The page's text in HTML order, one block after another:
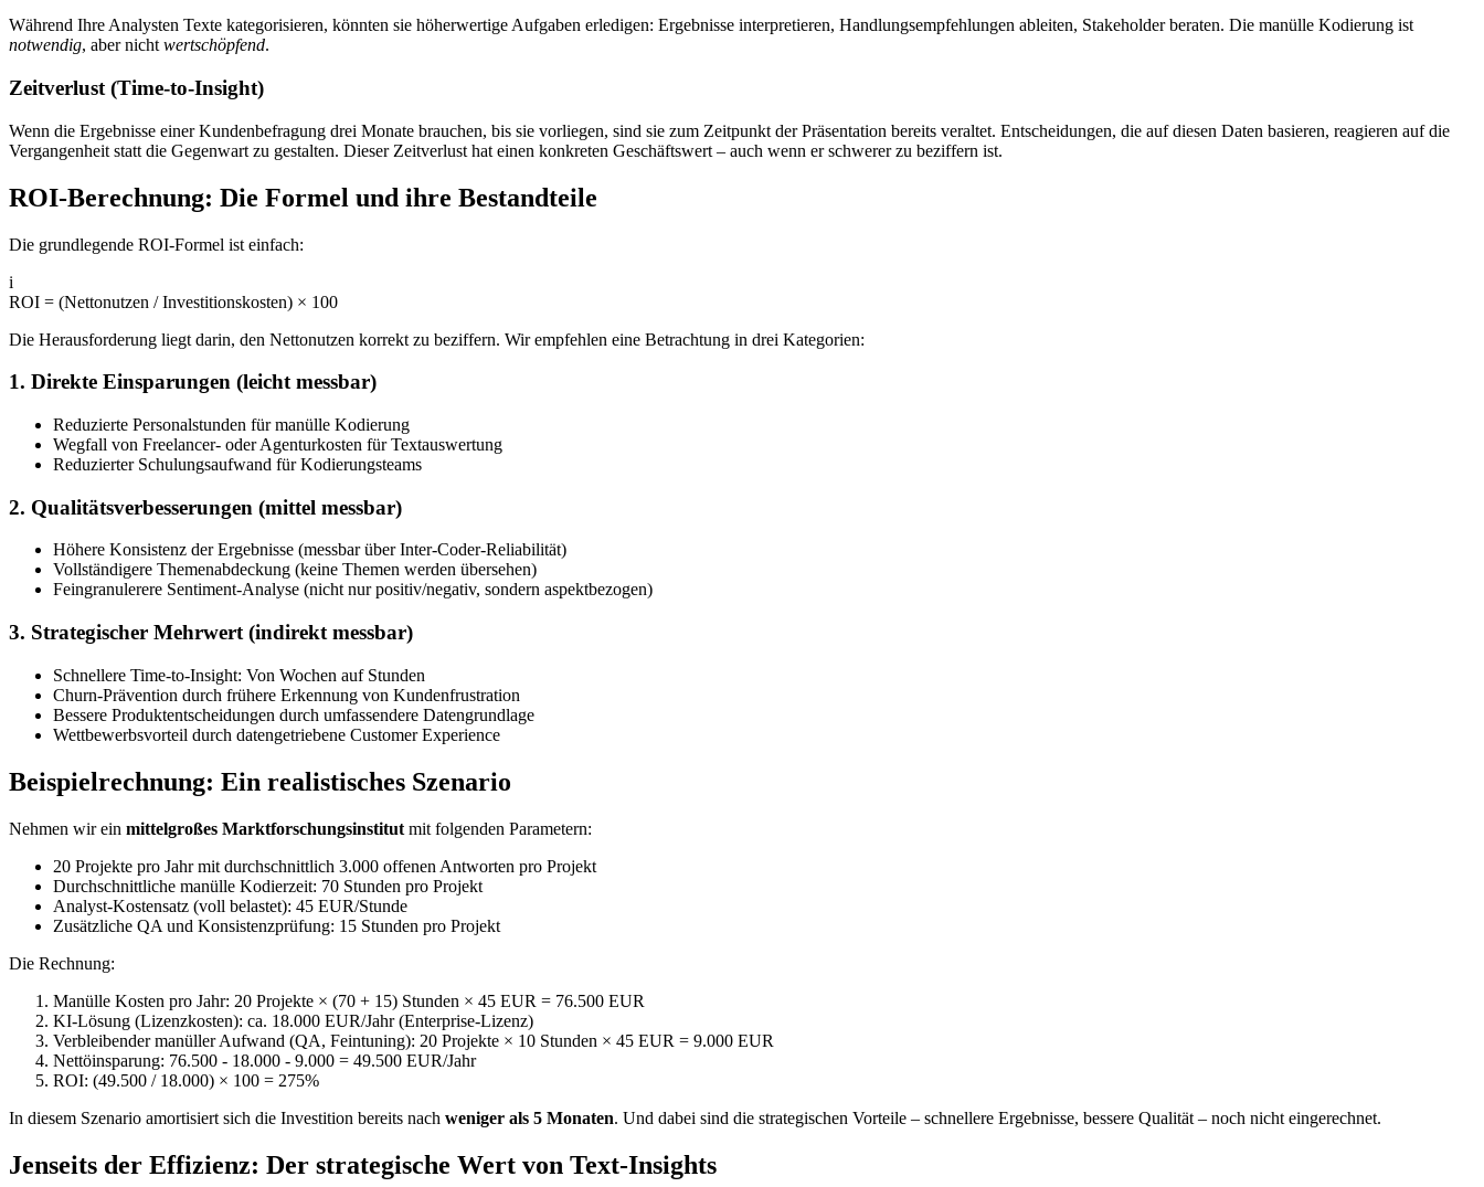
Während Ihre Analysten Texte kategorisieren, könnten sie höherwertige Aufgaben erledigen: Ergebnisse interpretieren, Handlungsempfehlungen ableiten, Stakeholder beraten. Die manülle Kodierung ist
notwendig, aber nicht wertschöpfend.
Zeitverlust (Time-to-Insight)
Wenn die Ergebnisse einer Kundenbefragung drei Monate brauchen, bis sie vorliegen, sind sie zum Zeitpunkt der Präsentation bereits veraltet. Entscheidungen, die auf diesen Daten basieren, reagieren auf die
Vergangenheit statt die Gegenwart zu gestalten. Dieser Zeitverlust hat einen konkreten Geschäftswert – auch wenn er schwerer zu beziffern ist.
ROI-Berechnung: Die Formel und ihre Bestandteile
Die grundlegende ROI-Formel ist einfach:
i
ROI = (Nettonutzen / Investitionskosten) × 100
Die Herausforderung liegt darin, den Nettonutzen korrekt zu beziffern. Wir empfehlen eine Betrachtung in drei Kategorien:
1. Direkte Einsparungen (leicht messbar)
Reduzierte Personalstunden für manülle Kodierung
Wegfall von Freelancer- oder Agenturkosten für Textauswertung
Reduzierter Schulungsaufwand für Kodierungsteams
2. Qualitätsverbesserungen (mittel messbar)
Höhere Konsistenz der Ergebnisse (messbar über Inter-Coder-Reliabilität)
Vollständigere Themenabdeckung (keine Themen werden übersehen)
Feingranulerere Sentiment-Analyse (nicht nur positiv/negativ, sondern aspektbezogen)
3. Strategischer Mehrwert (indirekt messbar)
Schnellere Time-to-Insight: Von Wochen auf Stunden
Churn-Prävention durch frühere Erkennung von Kundenfrustration
Bessere Produktentscheidungen durch umfassendere Datengrundlage
Wettbewerbsvorteil durch datengetriebene Customer Experience
Beispielrechnung: Ein realistisches Szenario
Nehmen wir ein mittelgroßes Marktforschungsinstitut mit folgenden Parametern:
20 Projekte pro Jahr mit durchschnittlich 3.000 offenen Antworten pro Projekt
Durchschnittliche manülle Kodierzeit: 70 Stunden pro Projekt
Analyst-Kostensatz (voll belastet): 45 EUR/Stunde
Zusätzliche QA und Konsistenzprüfung: 15 Stunden pro Projekt
Die Rechnung:
Manülle Kosten pro Jahr: 20 Projekte × (70 + 15) Stunden × 45 EUR = 76.500 EUR
KI-Lösung (Lizenzkosten): ca. 18.000 EUR/Jahr (Enterprise-Lizenz)
Verbleibender manüller Aufwand (QA, Feintuning): 20 Projekte × 10 Stunden × 45 EUR = 9.000 EUR
Nettöinsparung: 76.500 - 18.000 - 9.000 = 49.500 EUR/Jahr
ROI: (49.500 / 18.000) × 100 = 275%
In diesem Szenario amortisiert sich die Investition bereits nach weniger als 5 Monaten. Und dabei sind die strategischen Vorteile – schnellere Ergebnisse, bessere Qualität – noch nicht eingerechnet.
Jenseits der Effizienz: Der strategische Wert von Text-Insights